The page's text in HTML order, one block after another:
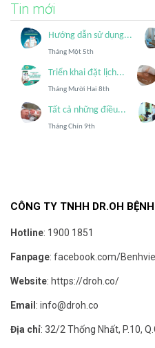
Tin mới
Hướng dẫn sử dụng...
Tháng Một 5th
Triển khai đặt lịch...
Tháng Mười Hai 8th
Tất cả những điều...
Tháng Chín 9th
CÔNG TY TNHH DR.OH
Hotline: 1900 1851
Fanpage: facebook.com/
Website: https://droh.co/
Email : info@droh.co
Địa chỉ: 32/2 Thống Nhất, P.10,